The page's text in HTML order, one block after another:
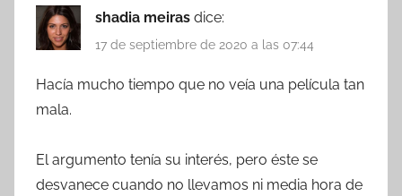
shadia meiras dice:
17 de septiembre de 2020 a las 07:44
Hacía mucho tiempo que no veía una película tan
mala.
El argumento tenía su interés, pero éste se
desvanece cuando no llevamos ni media hora de